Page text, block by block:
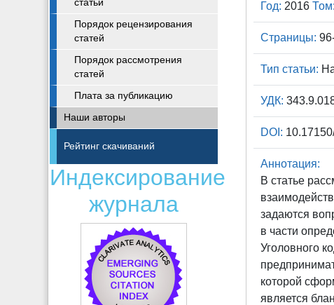
статьи
Порядок рецензирования
статей
Порядок рассмотрения
статей
Плата за публикацию
Наши авторы
Рейтинг скачиваний
Индексирование
журнала
Год: 2016Том:
Страницы:
Тип статьи:
УДК:
DOI:
Аннотация:
В статье
задаются
в части
Уголовного
которой
является